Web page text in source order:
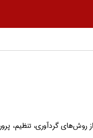
روش‌های گردآوری، تنظیم،